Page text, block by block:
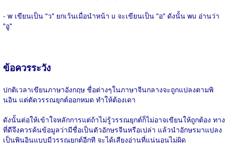
- w เขียนเป็น "ว" ยกเว้นเมื่อนำหน้า u จะเขียนเป็น "อ" ดังนั้น wu อ่านว่า
"อู"
ข้อควรระวัง
ปกติเวลาเขียนภาษาอังกฤษ ชื่อต่างๆในภาษาจีนกลางจะถูกแปลงตามพิ
นอิน แต่ตัดวรรณยุกต์ออกหมด ทำให้ต้องเดา
ดังนั้นต่อให้เข้าใจหลักการแต่ถ้าไม่รู้วรรณยุกต์ก็ไม่อาจเขียนให้ถูกต้อง ทาง
ที่ดีจึงควรค้นข้อมูลว่ามีชื่อเป็นตัวอักษรจีนหรือเปล่า แล้วนำอักษรมาแปลง
เป็นพินอินแบบมีวรรณยุกต์อีกที จะได้เสียงอ่านที่แน่นอนไม่ผิด